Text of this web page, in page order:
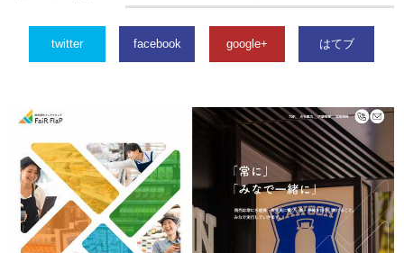
twitter facebook google+ はてブ